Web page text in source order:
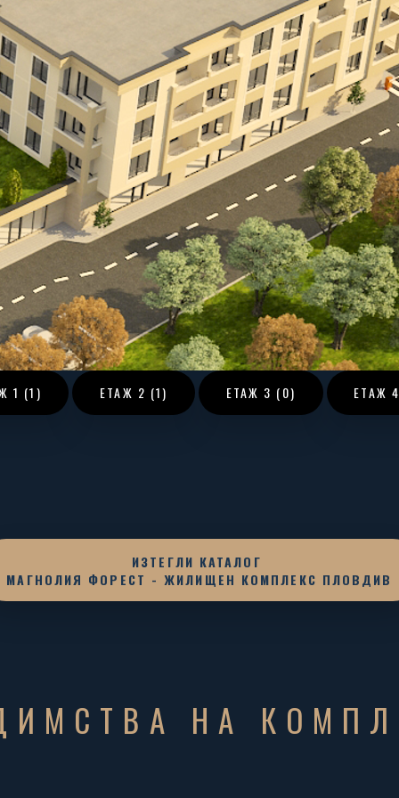
1 (1) ЕТАЖ 2 (1) ЕТАЖ 3 (0) ЕТАЖ
ИЗТЕГЛИ КАТАЛОГ
МАГНОЛИЯ ФОРЕСТ - ЖИЛИЩЕН КОМПЛЕКС ПЛОВДИВ
НА